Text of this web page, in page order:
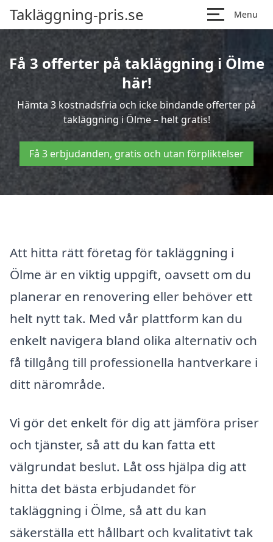
Takläggning-pris.se Menu
Få 3 offerter på takläggning i Ölme
här!
Hämta 3 kostnadsfria och icke bindande offerter på
takläggning i Ölme – helt gratis!
Få 3 erbjudanden, gratis och utan förpliktelser
Att hitta rätt företag för takläggning i
Ölme är en viktig uppgift, oavsett om du
planerar en renovering eller behöver ett
helt nytt tak. Med vår plattform kan du
enkelt navigera bland olika alternativ och
få tillgång till professionella hantverkare i
ditt närområde.
Vi gör det enkelt för dig att jämföra priser
och tjänster, så att du kan fatta ett
välgrundat beslut. Låt oss hjälpa dig att
hitta det bästa erbjudandet för
takläggning i Ölme, så att du kan
säkerställa ett hållbart och kvalitativt tak